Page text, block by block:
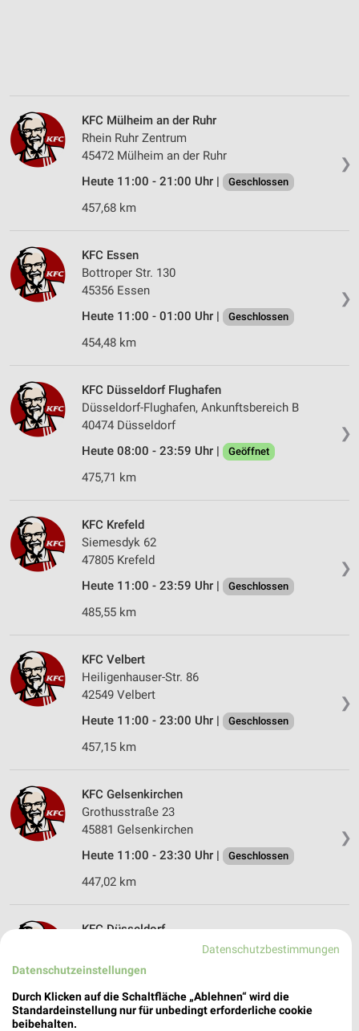
❯
KFC Mülheim an der Ruhr
Rhein Ruhr Zentrum
45472 Mülheim an der Ruhr
Heute 11:00 - 21:00 Uhr |
Geschlossen
457,68 km
❯
KFC Essen
Bottroper Str. 130
45356 Essen
Heute 11:00 - 01:00 Uhr |
Geschlossen
454,48 km
❯
KFC Düsseldorf Flughafen
Düsseldorf-Flughafen, Ankunftsbereich B
40474 Düsseldorf
Heute 08:00 - 23:59 Uhr |
Geöffnet
475,71 km
❯
KFC Krefeld
Siemesdyk 62
47805 Krefeld
Heute 11:00 - 23:59 Uhr |
Geschlossen
485,55 km
❯
KFC Velbert
Heiligenhauser-Str. 86
42549 Velbert
Heute 11:00 - 23:00 Uhr |
Geschlossen
457,15 km
❯
KFC Gelsenkirchen
Grothusstraße 23
45881 Gelsenkirchen
Heute 11:00 - 23:30 Uhr |
Geschlossen
447,02 km
KFC Düsseldorf
40213 Düsseldorf
Heute 11:00 - 06:00 Uhr |
Geschlossen
477,12 km
Datenschutzbestimmungen
Datenschutzeinstellungen
Durch Klicken auf die Schaltfläche „Ablehnen“ wird die
Standardeinstellung nur für unbedingt erforderliche cookie
beibehalten.